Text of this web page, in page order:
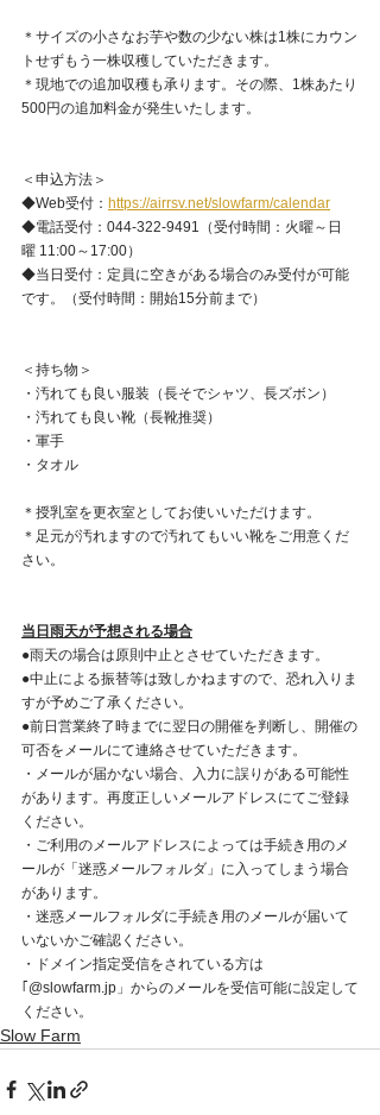
＊サイズの小さなお芋や数の少ない株は1株にカウン
トせずもう一株収穫していただきます。
＊現地での追加収穫も承ります。その際、1株あたり
500円の追加料金が発生いたします。
＜申込方法＞
◆Web受付： https://airrsv.net/slowfarm/calendar
◆電話受付：044-322-9491（受付時間：火曜～日
曜 11:00～17:00）
◆当日受付：定員に空きがある場合のみ受付が可能
です。（受付時間：開始15分前まで）
＜持ち物＞
・汚れても良い服装（長そでシャツ、長ズボン）
・汚れても良い靴（長靴推奨）
・軍手
・タオル
＊授乳室を更衣室としてお使いいただけます。
＊足元が汚れますので汚れてもいい靴をご用意くだ
さい。
当日雨天が予想される場合
●雨天の場合は原則中止とさせていただきます。
●中止による振替等は致しかねますので、恐れ入りま
すが予めご了承ください。
●前日営業終了時までに翌日の開催を判断し、開催の
可否をメールにて連絡させていただきます。
・メールが届かない場合、入力に誤りがある可能性
があります。再度正しいメールアドレスにてご登録
ください。
・ご利用のメールアドレスによっては手続き用のメ
ールが「迷惑メールフォルダ」に入ってしまう場合
があります。
・迷惑メールフォルダに手続き用のメールが届いて
いないかご確認ください。
・ドメイン指定受信をされている方は
｢@slowfarm.jp」からのメールを受信可能に設定して
ください。
Slow Farm